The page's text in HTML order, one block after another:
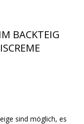
BACKTEIG
sind möglich, es